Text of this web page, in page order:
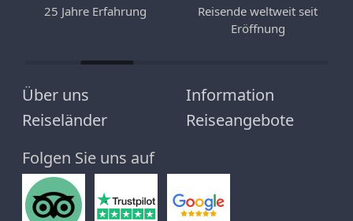
25 Jahre Erfahrung
Reisende weltweit seit
Eröffnung
Über uns
Information
Reiseländer
Reiseangebote
Folgen Sie uns auf